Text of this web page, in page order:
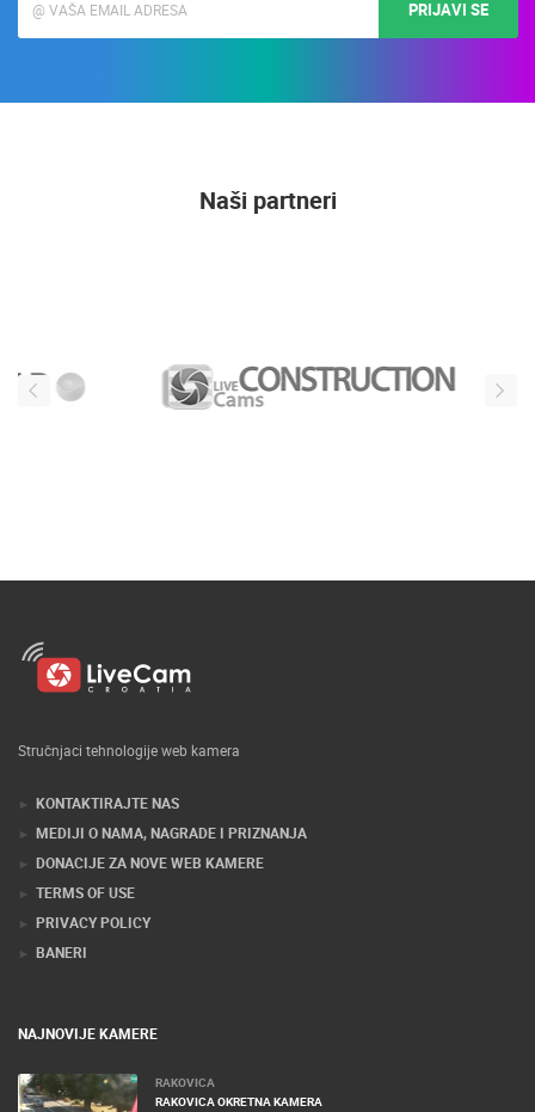
PRIJAVI SE
Naši partneri
Stručnjaci tehnologije web kamera
KONTAKTIRAJTE NAS
MEDIJI O NAMA, NAGRADE I PRIZNANJA
DONACIJE ZA NOVE WEB KAMERE
TERMS OF USE
PRIVACY POLICY
BANERI
NAJNOVIJE KAMERE
RAKOVICA
RAKOVICA OKRETNA KAMERA